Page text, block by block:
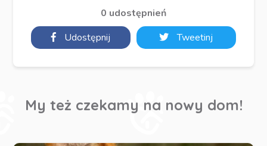
0 udostępnień
Udostępnij
Tweetinj
My też czekamy na nowy dom!